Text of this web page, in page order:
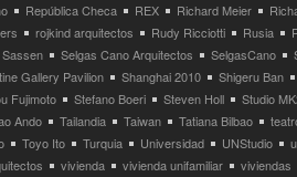
República Checa REX Richard Meier
rojkind arquitectos Rudy Ricciotti Rusia
Selgas Cano Arquitectos SelgasCano
Gallery Pavilion Shanghai 2010
Shigeru Ban
Fujimoto Stefano Boeri Steven Holl
Studio
Ando Tailandia Taiwan Tatiana Bilbao
Toyo Ito Turquia Universidad UNStudio
vivienda vivienda unifamiliar
viviendas